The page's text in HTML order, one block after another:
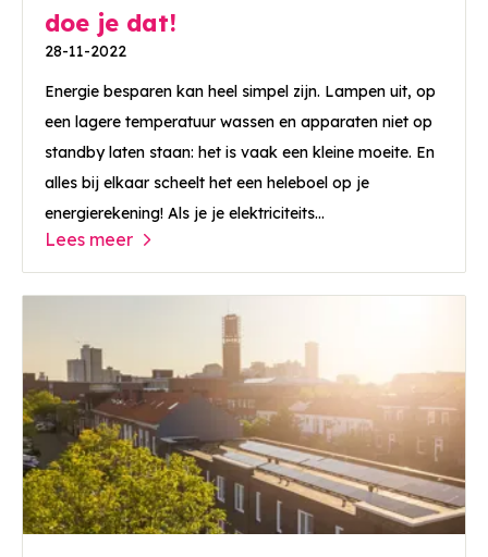
doe je dat!
28-11-2022
Energie besparen kan heel simpel zijn. Lampen uit, op
een lagere temperatuur wassen en apparaten niet op
standby laten staan: het is vaak een kleine moeite. En
alles bij elkaar scheelt het een heleboel op je
energierekening! Als je je elektriciteits...
Lees meer